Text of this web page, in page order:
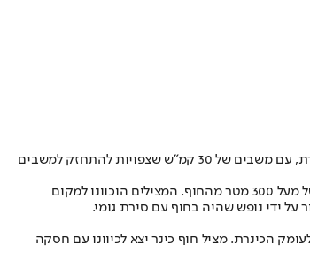
מחדר הבקרה של איגוד ערים כינרת נמסר כי הבוקר (שלישי) מנשבות רוחות מזרחיות ערות בכינרת, עם משבים של 30 קמ"ש שצפויות להתחזק למשבים
בשעה 8:30 בבוקר המצילים של חוף כורסי וחוף חלוקים, רמי חטיב ואחמד עומאר, יצאו עם שני אופנועי ים לחילוץ שני צעירים בני 18 שנסחפו על גבי מזרון ים למרחק של מעל 300 מטר מהחוף. המצילים הוכוונו למקום
על ידי נופש שהיה בחוף עם סירת גומי.
כינר נסחף ילד על מזרן ים בשעה שישב בין הסלעים והשתכשך במים, כאשר התחילה לנשב רוח מזרחית חזקה והוא נסחף כ-400 מטר לעומק הכינרת. מציל חוף כינר יצא לכיוונו עם חסקה